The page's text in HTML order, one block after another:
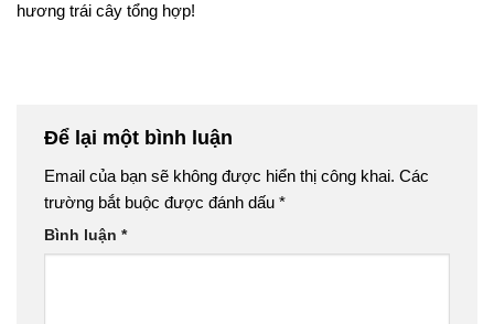
hương trái cây tổng hợp!
Để lại một bình luận
Email của bạn sẽ không được hiển thị công khai. Các
trường bắt buộc được đánh dấu *
Bình luận *